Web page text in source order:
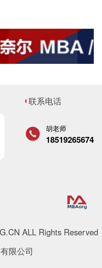
联系电话
胡老师
18519265674
ALL Rights Reserved
限公司